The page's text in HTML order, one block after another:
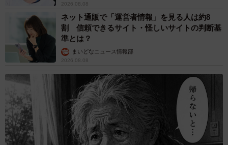
2026.08.08
ネット通販で「運営者情報」を見る人は約8
割 信頼できるサイト・怪しいサイトの判断基
準とは？
まいどなニュース情報部
2026.08.08